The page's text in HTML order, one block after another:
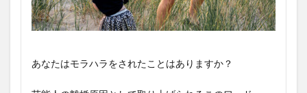
あなたはモラハラをされたことはありますか？